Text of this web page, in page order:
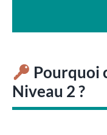
Pourquoi
Niveau 2 ?